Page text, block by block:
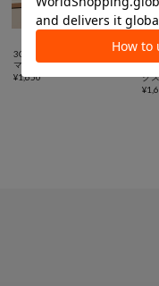
3COINS
マルチクリアボックス棚付き
¥1,650
《
ク
¥